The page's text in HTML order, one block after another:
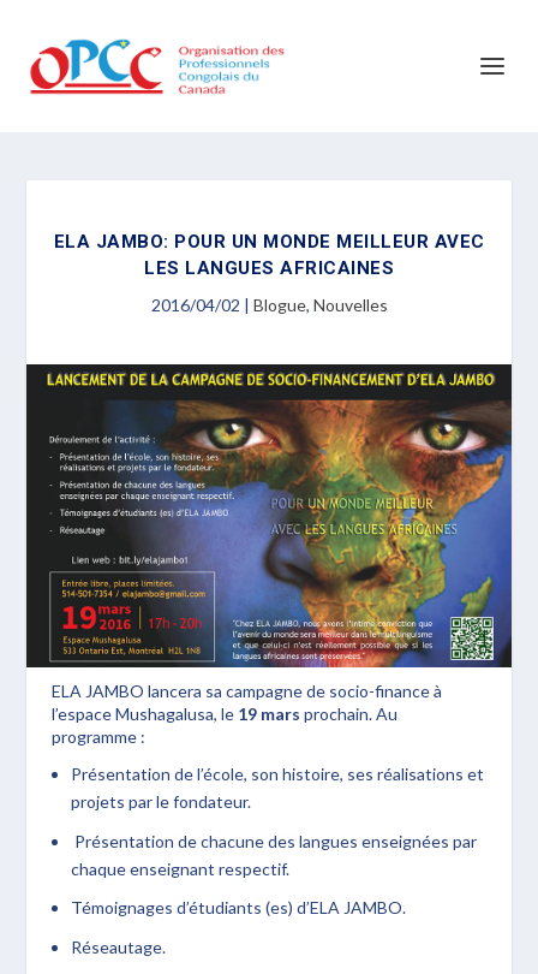
ELA JAMBO: POUR UN MONDE MEILLEUR AVEC
LES LANGUES AFRICAINES
2016/04/02 | Blogue, Nouvelles
ELA JAMBO lancera sa campagne de socio-finance à
l’espace Mushagalusa, le 19 mars prochain. Au
programme :
Présentation de l’école, son histoire, ses réalisations et
projets par le fondateur.
Présentation de chacune des langues enseignées par
chaque enseignant respectif.
Témoignages d’étudiants (es) d’ELA JAMBO.
Réseautage.